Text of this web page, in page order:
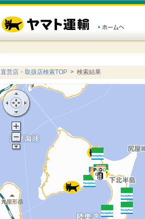
直営店・取扱店検索TOP > 検索結果